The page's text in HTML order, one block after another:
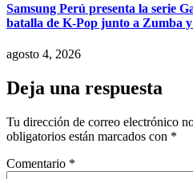
Samsung Perú presenta la serie
batalla de K-Pop junto a Zumba
agosto 4, 2026
Deja una respuesta
Tu dirección de correo electrónico
obligatorios están marcados con *
Comentario *